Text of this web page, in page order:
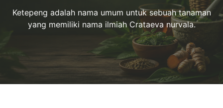
Ketepeng adalah nama umum untuk sebuah tanaman
yang memiliki nama ilmiah Crataeva nurvala.